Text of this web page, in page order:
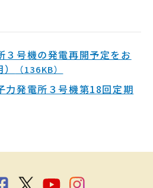
３号機の発電再開予定をお
（136KB）
力発電所３号機第18回定期